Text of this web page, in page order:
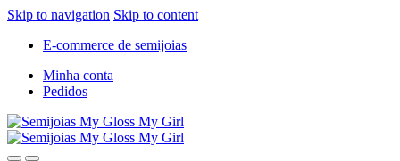
Skip to navigation Skip to content
E-commerce de semijoias
Minha conta
Pedidos